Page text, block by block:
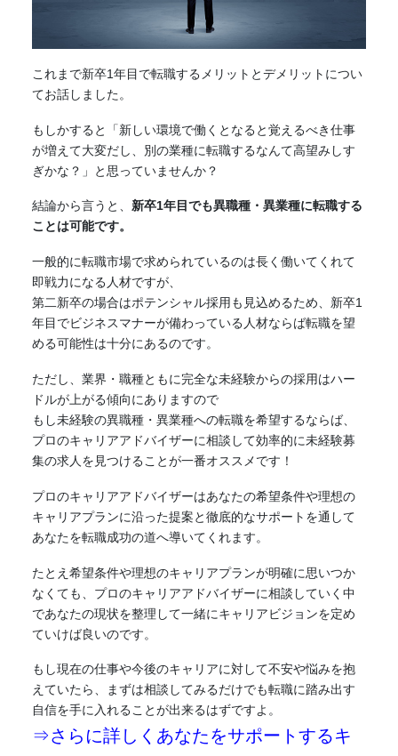
これまで新卒1年目で転職するメリットとデメリットについ
てお話しました。
もしかすると「新しい環境で働くとなると覚えるべき仕事
が増えて大変だし、別の業種に転職するなんて高望みしす
ぎかな？」と思っていませんか？
結論から言うと、 新卒1年目でも異職種・異業種に転職する
ことは可能です。
一般的に転職市場で求められているのは長く働いてくれて
即戦力になる人材ですが、
第二新卒の場合はポテンシャル採用も見込めるため、新卒1
年目でビジネスマナーが備わっている人材ならば転職を望
める可能性は十分にあるのです。
ただし、業界・職種ともに完全な未経験からの採用はハー
ドルが上がる傾向にありますので
もし未経験の異職種・異業種への転職を希望するならば、
プロのキャリアアドバイザーに相談して効率的に未経験募
集の求人を見つけることが一番オススメです！
プロのキャリアアドバイザーはあなたの希望条件や理想の
キャリアプランに沿った提案と徹底的なサポートを通して
あなたを転職成功の道へ導いてくれます。
たとえ希望条件や理想のキャリアプランが明確に思いつか
なくても、プロのキャリアアドバイザーに相談していく中
であなたの現状を整理して一緒にキャリアビジョンを定め
ていけば良いのです。
もし現在の仕事や今後のキャリアに対して不安や悩みを抱
えていたら、まずは相談してみるだけでも転職に踏み出す
自信を手に入れることが出来るはずですよ。
⇒さらに詳しくあなたをサポートするキ